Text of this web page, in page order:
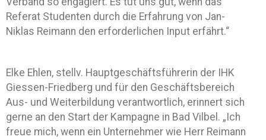
Referat Studenten durch die Erfahrung von Jan-
Niklas Reimann den erforderlichen Input erfährt.“
Elke Ehlen, stellv. Hauptgeschäftsführerin der IHK
Giessen-Friedberg und für den Geschäftsbereich
Aus- und Weiterbildung verantwortlich, erinnert sich
gerne an den Start der Kampagne in Bad Vilbel. „Ich
freue mich, wenn ein Unternehmer wie Herr Reimann